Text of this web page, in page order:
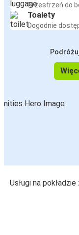
Przestrzeń do
Toalety
Dogodnie
Usługi na